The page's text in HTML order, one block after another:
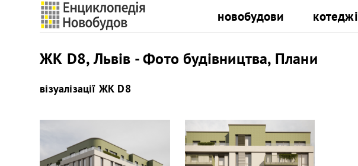
новобудови котеджі
ЖК D8, Львів - Фото будівництва, Плани
візуалізації ЖК D8